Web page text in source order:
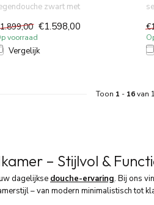
zwart met
voor ...
€1.598,00
voorraad
Vergelijk
Toon 1 - 16van
– Stijlvol &
dagelijkse douche-ervaring. Bij ons
– van modern minimalistisch tot